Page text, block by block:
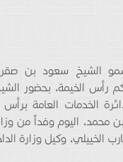
الشيخ سعود بن
رأس الخيمة، بحضور
الخدمات العامة
اليوم وفداً من
الخييلي، وكيل وزارة